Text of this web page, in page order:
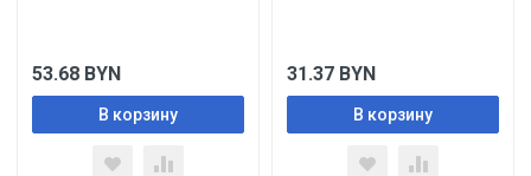
53.68 BYN
В корзину
31.37 BYN
В корзину